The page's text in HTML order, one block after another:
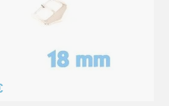
au panier